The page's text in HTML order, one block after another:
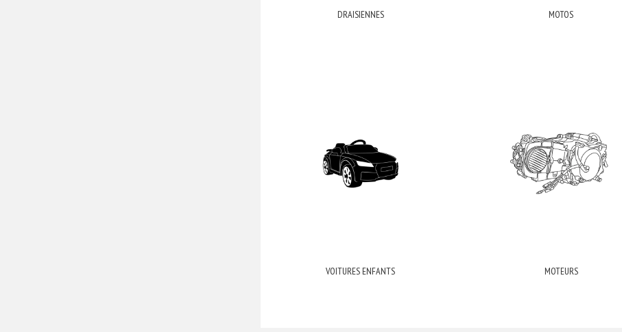
DRAISIENNES MOTOS
VOITURES ENFANTS MOTEURS